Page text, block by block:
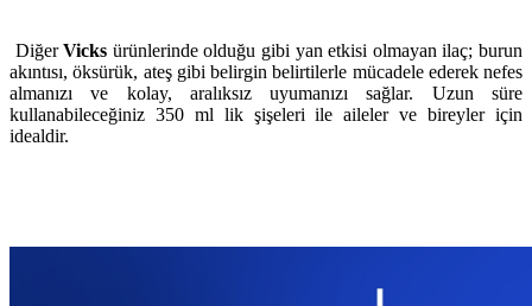
DiğerVicks ürünlerinde olduğu gibi yan etkisi olmayan ilaç; burun
akıntısı, öksürük, ateş gibi belirgin belirtilerle mücadele ederek nefes
almanızı ve kolay, aralıksız uyumanızı sağlar. Uzun süre
kullanabileceğiniz 350 ml lik şişeleri ile aileler ve bireyler için
idealdir.